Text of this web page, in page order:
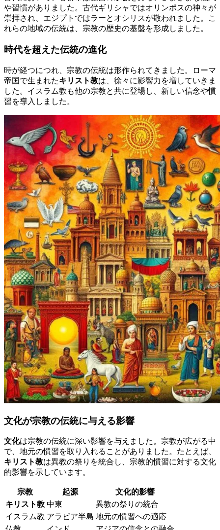
や習慣がありました。古代ギリシャではオリンポスの神々が
崇拝され、エジプトではラーとオシリスが敬われました。こ
れらの地域の伝統は、宗教の歴史の基盤を形成しました。
時代を超えた伝統の進化
時が経つにつれ、宗教の伝統は形作られてきました。ローマ
帝国で生まれたキリスト教は、徐々に影響力を増していきま
した。イスラム教も他の宗教と共に登場し、新しい信念や慣
習を導入しました。
文化が宗教の伝統に与える影響
文化は宗教の伝統に深い影響を与えました。宗教が広がる中
で、地元の慣習を取り入れることがありました。たとえば、
キリスト教は異教の祭りを統合し、宗教的慣習に対する文化
的影響を示しています。
宗教 起源
文化的影響
キリスト教 中東
異教の祭りの統合
イスラム教 アラビア半島 地元の慣習への適応